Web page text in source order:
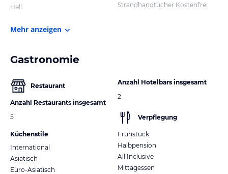
Hell
Strandhandtücher Kostenfrei
Mehr anzeigen
Gastronomie
Restaurant
Anzahl Restaurants insgesamt
5
Küchenstile
International
Asiatisch
Euro-Asiatisch
Anzahl Hotelbars insgesamt
2
Verpflegung
Frühstück
Halbpension
All Inclusive
Mittagessen